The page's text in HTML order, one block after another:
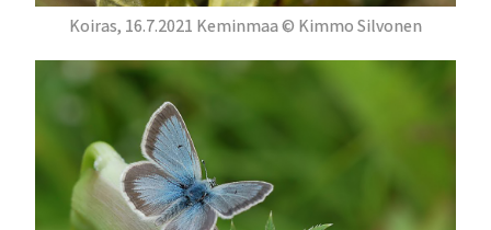
Koiras, 16.7.2021 Keminmaa © Kimmo Silvonen